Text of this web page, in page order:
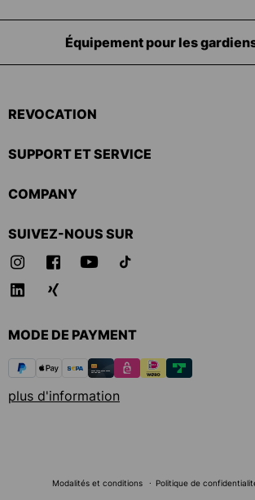
Équipement pour les
REVOCATION
SUPPORT ET SERVICE
COMPANY
SUIVEZ-NOUS SUR
MODE DE PAYMENT
plus d'information
Modalités et conditions Politique de